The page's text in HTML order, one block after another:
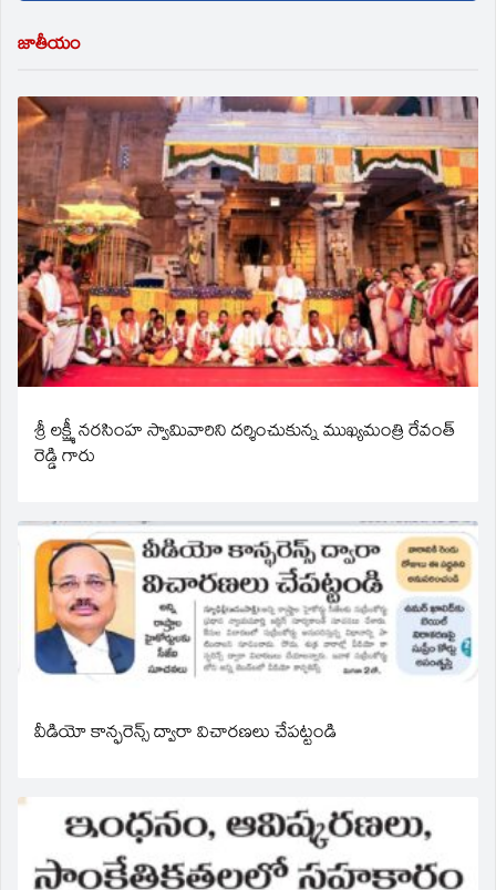
జాతీయం
శ్రీ లక్ష్మీ నరసింహ స్వామివారిని దర్శించుకున్న ముఖ్యమంత్రి రేవంత్
రెడ్డి గారు
వీడియో కాన్ఫరెన్స్ ద్వారా విచారణలు చేపట్టండి